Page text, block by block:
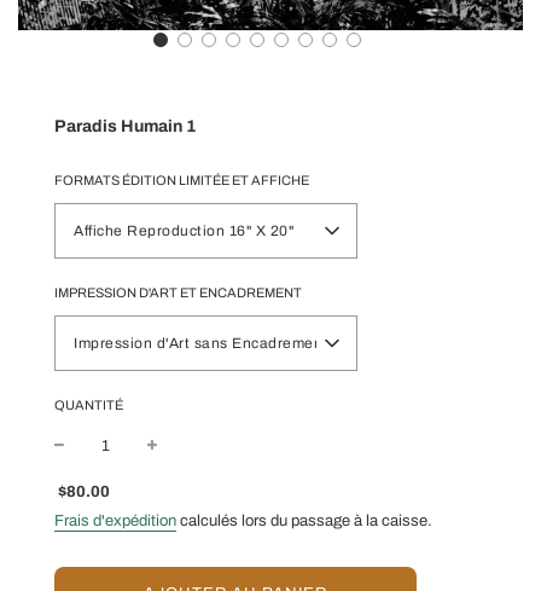
Paradis Humain 1
FORMATS ÉDITION LIMITÉE ET AFFICHE
Affiche Reproduction 16" X 20"
IMPRESSION D'ART ET ENCADREMENT
Impression d'Art sans Encadrement
QUANTITÉ
Prix
réduit
Prix
régulier
$80.00
Frais d'expédition calculés lors du passage à la caisse.